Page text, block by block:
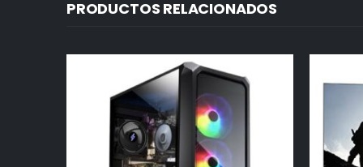
PRODUCTOS RELACIONADOS